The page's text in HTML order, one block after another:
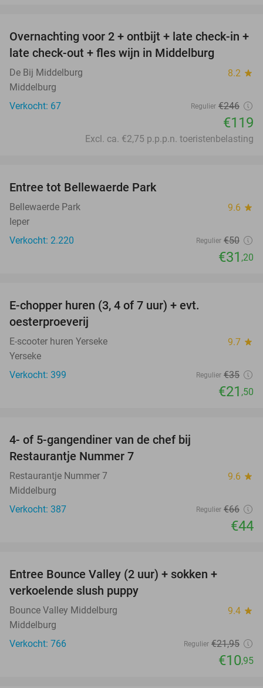
52%
Overnachting voor 2 + ontbijt + late check-in +
late check-out + fles wijn in Middelburg
De Bij Middelburg 8.2 star
Middelburg
Verkocht: 67
Regulier €246
€119
Excl. ca. €2,75 p.p.p.n. toeristenbelasting
Entree tot Bellewaerde Park
Bellewaerde Park 9.6 star
Ieper
Verkocht: 2.220
Regulier €50
€31 ,20
E-chopper huren (3, 4 of 7 uur) + evt.
oesterproeverij
E-scooter huren Yerseke 9.7 star
Yerseke
Verkocht: 399
Regulier €35
€21 ,50
4- of 5-gangendiner van de chef bij
Restaurantje Nummer 7
Restaurantje Nummer 7 9.6 star
Middelburg
Verkocht: 387
Regulier €66
€44
Entree Bounce Valley (2 uur) + sokken +
verkoelende slush puppy
Bounce Valley Middelburg 9.4 star
Middelburg
Verkocht: 766
Regulier €21,95
€10,95